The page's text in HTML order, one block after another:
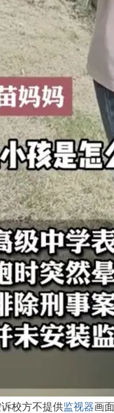
校方不提供监视器画